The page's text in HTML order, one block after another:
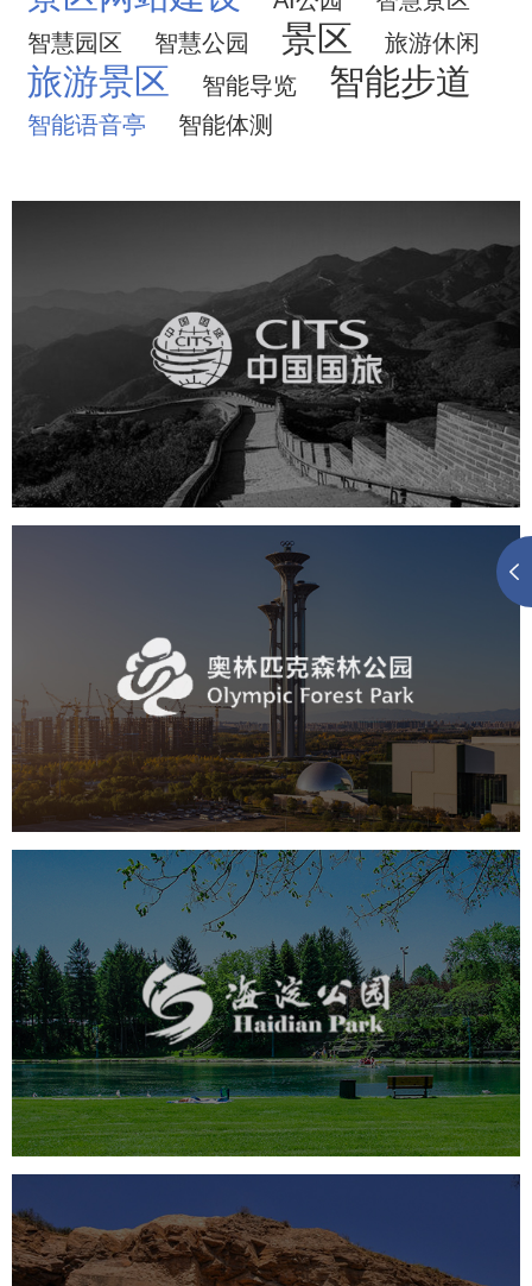
智慧园区
智慧公园 景区 旅游休闲
旅游景区 智能导览 智能步道
智能语音亭 智能体测
中国国旅
旅游休闲 电商网站 网站建设
奥体森林公园
旅游休闲 公园 AI人工智能
智慧公园
智慧体育公园
智能步道 智能大数据平台
海淀公园
旅游休闲 公园 AI人工智能 智慧公园
智能步道
智能大数据平台
AR太极 智能语音亭
云冈石窟